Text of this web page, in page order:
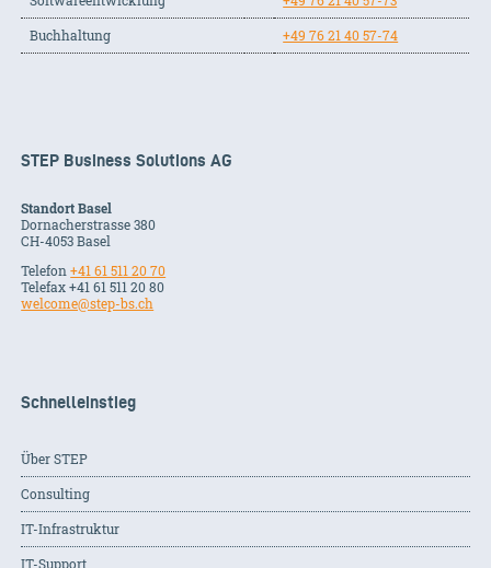
Buchhaltung
+49 76 21 40 57-74
STEP Business Solutions AG
Standort Basel
Dornacherstrasse 380
CH-4053Basel
Telefon+41 61 511 20 70
Telefax +41 61 511 20 80
welcome@step-bs.ch
Schnelleinstieg
Über STEP
Consulting
IT-Infrastruktur
IT-Support